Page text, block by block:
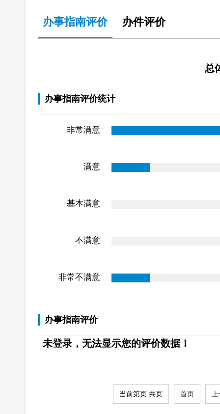
办事指南评价 办件评价
总
办事指南评价统计
非常满意
满意
基本满意
不满意
非常不满意
办事指南评价
未登录，无法显示您的评价数据！
当前第页 共页 首页